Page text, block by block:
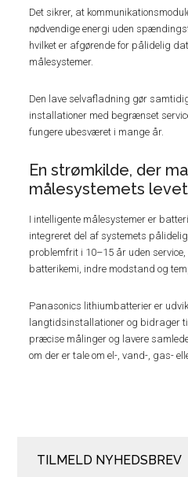
Det sikrer, at
nødvendige energi uden
hvilket er afgørende for pålidelig
målesystemer.
Den lave selvafladning gør
installationer med begrænset
fungere ubesværet i mange år.
En strømkilde, der
målesystemets
I intelligente målesystemer er
integreret del af systemets
problemfrit i 10–15 år uden
batterikemi, indre modstand og
Panasonics lithiumbatterier er
langtidsinstallationer og bidrager
præcise målinger og lavere
om der er tale om el-, vand-, gas-
TILMELD NYHEDSBREV